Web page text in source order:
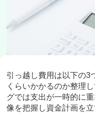
引っ越し費用は以下の3
くらいかかるのか整理
グでは支出が一時的に
像を把握し資金計画を